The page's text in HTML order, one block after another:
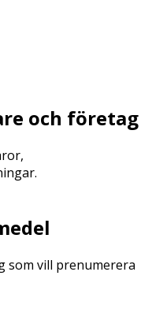
och företag
som vill prenumerera